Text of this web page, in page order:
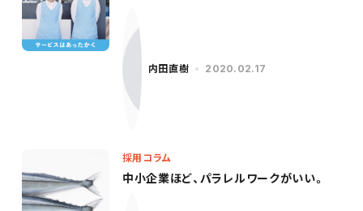
内田直樹 2020.02.17
採用コラム
中小企業ほど、パラレルワークがいい。